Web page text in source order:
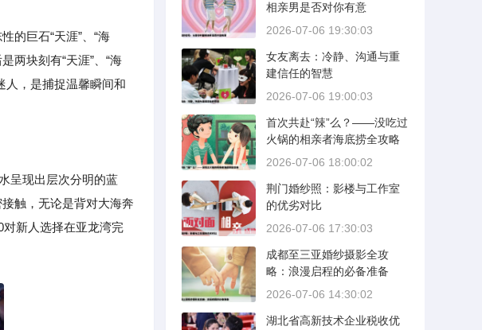
的巨石“天涯”、“海
两块刻有“天涯”、“海
人，是捕捉温馨瞬间和
呈现出层次分明的蓝
触，无论是背对大海奔
新人选择在亚龙湾完
相亲男是否对你有意
2026-07-06 19:30:03
女友离去：冷静、沟通与重
建信任的智慧
2026-07-06 19:00:03
首次共赴“辣”么？——没吃过
火锅的相亲者海底捞全攻略
2026-07-06 18:00:02
荆门婚纱照：影楼与工作室
的优劣对比
2026-07-06 17:30:03
成都至三亚婚纱摄影全攻
略：浪漫启程的必备准备
2026-07-06 14:30:02
湖北省高新技术企业税收优